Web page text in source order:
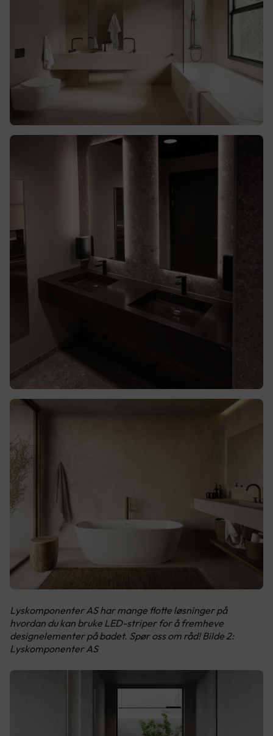
Lyskomponenter AS har mange flotte løsninger på
hvordan du kan bruke LED-striper for å fremheve
designelementer på badet. Spør oss om råd! Bilde 2:
Lyskomponenter AS